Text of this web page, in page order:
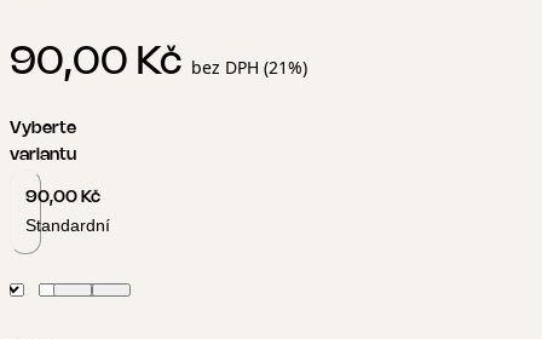
90,00 Kč bez DPH (21%)
Vyberte
variantu
90,00 Kč
Standardní